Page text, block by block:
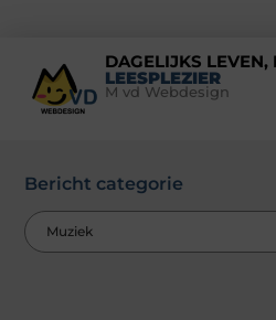
DAGELIJKS LEVEN,
LEESPLEZIER
M vd Webdesign
Bericht categorie